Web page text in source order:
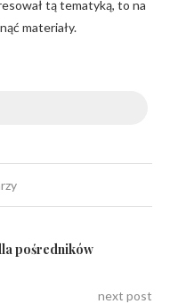
tą tematyką, to na
materiały.
pośredników
next post